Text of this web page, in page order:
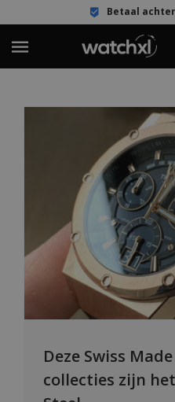
Betaal
Deze Swiss
collecties zijn